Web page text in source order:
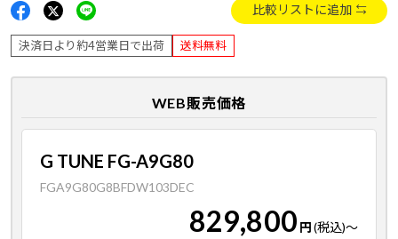
比較リストに追加
決済日より約4営業日で出荷 送料無料
WEB販売価格
G TUNE FG-A9G80
FGA9G80G8BFDW103DEC
829,800 円(税込)～